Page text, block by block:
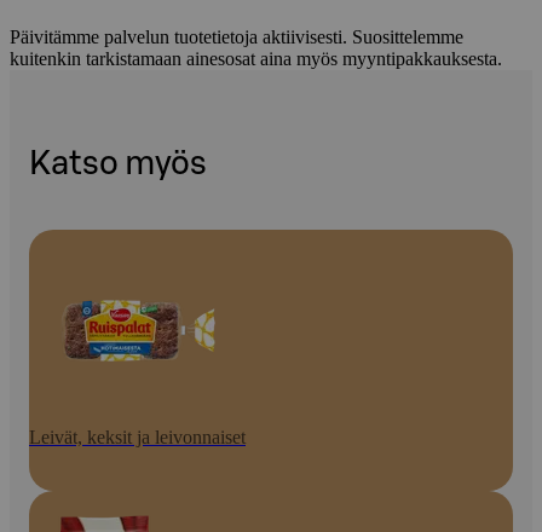
Päivitämme palvelun tuotetietoja aktiivisesti. Suosittelemme
kuitenkin tarkistamaan ainesosat aina myös myyntipakkauksesta.
Katso myös
Leivät, keksit ja leivonnaiset